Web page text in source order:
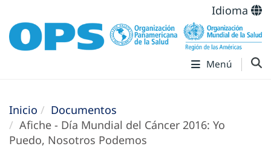
Idioma
Menú
Inicio
Documentos
Afiche - Día Mundial del Cáncer 2016: Yo
Puedo, Nosotros Podemos